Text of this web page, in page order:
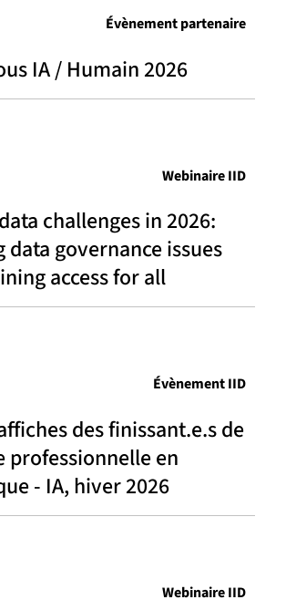
IA / Humain 2026
Évènement partenaire
challenges in 2026:
data governance issues
access for all
Webinaire IID
des finissant.e.s de
professionnelle en
- IA, hiver 2026
Évènement IID
Webinaire IID